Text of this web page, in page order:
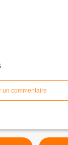
un commentaire